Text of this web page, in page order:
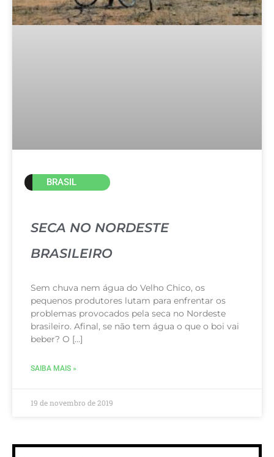
BRASIL
SECA NO NORDESTE
BRASILEIRO
Sem chuva nem água do Velho Chico, os
pequenos produtores lutam para enfrentar os
problemas provocados pela seca no Nordeste
brasileiro. Afinal, se não tem água o que o boi vai
beber? O […]
SAIBA MAIS »
19 de novembro de 2019